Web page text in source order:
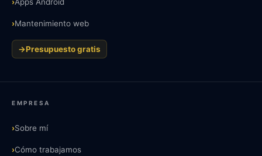
›Apps Android
›Mantenimiento web
→Presupuesto gratis
EMPRESA
›Sobre mí
›Cómo trabajamos